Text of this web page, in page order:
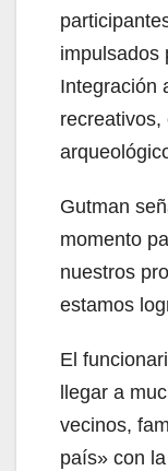
impulsados
Integración
Gutman
momento
nuestros
estamos
El
llegar a
vecinos,
país» con